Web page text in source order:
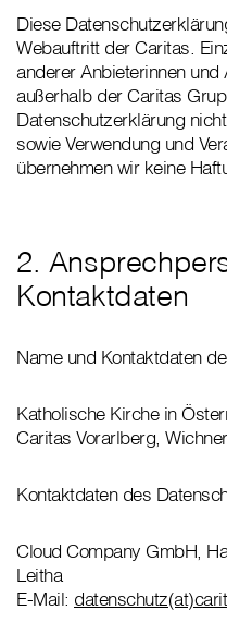
Diese
Webauftritt der Caritas.
anderer Anbieterinnen
außerhalb der Caritas
Datenschutzerklärung
sowie Verwendung und
übernehmen wir keine
2.
Kontaktdaten
Name und Kontaktdaten
Katholische Kirche in
Caritas Vorarlberg,
Kontaktdaten des
Cloud Company GmbH,
Leitha
E-Mail: